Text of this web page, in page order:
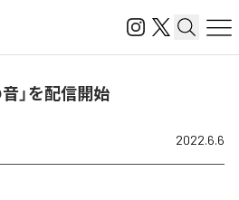
」を配信開始
2022.6.6